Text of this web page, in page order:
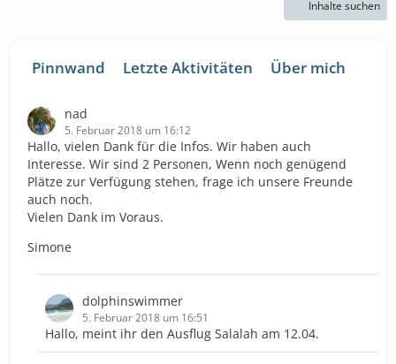
Inhalte suchen
Pinnwand Letzte Aktivitäten Über mich
nad
5. Februar 2018 um 16:12
Hallo, vielen Dank für die Infos. Wir haben auch
Interesse. Wir sind 2 Personen, Wenn noch genügend
Plätze zur Verfügung stehen, frage ich unsere Freunde
auch noch.
Vielen Dank im Voraus.
Simone
dolphinswimmer
5. Februar 2018 um 16:51
Hallo, meint ihr den Ausflug Salalah am 12.04.